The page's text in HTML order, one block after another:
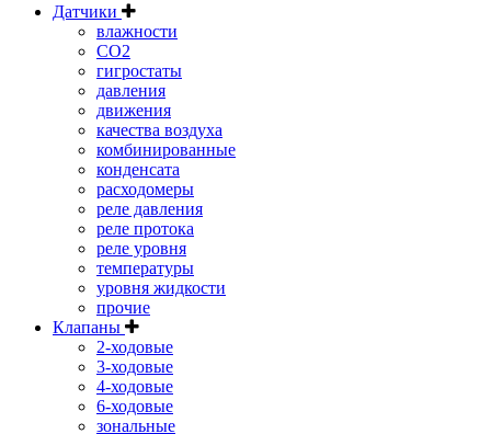
Датчики
влажности
CO2
гигростаты
давления
движения
качества воздуха
комбинированные
конденсата
расходомеры
реле давления
реле протока
реле уровня
температуры
уровня жидкости
прочие
Клапаны
2-ходовые
3-ходовые
4-ходовые
6-ходовые
зональные